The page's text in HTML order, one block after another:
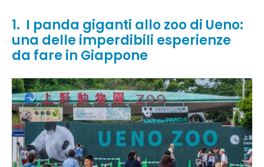
1. I panda giganti allo zoo di Ueno:
una delle imperdibili esperienze
da fare in Giappone